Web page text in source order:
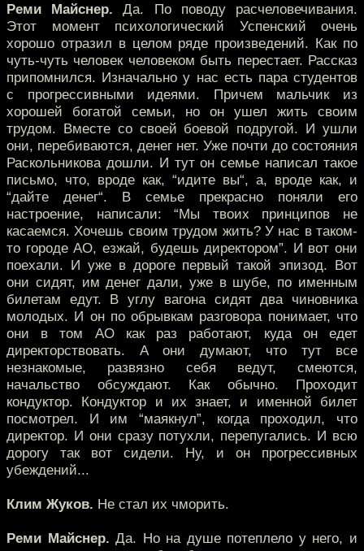
Реми Майснер. Да. По поводу расчеловечивания.
Этот момент психологический Успенский очень
хорошо отразил в целом ряде произведений. Как по
чуть-чуть человек человеком быть перестает. Рассказ
припомнился. Изначально у нас есть пара студентов
с прогрессивными идеями. Причем мальчик из
хорошей богатой семьи, но он ушел жить своим
трудом. Вместе со своей боевой подругой. И ушли
они, перебиваются, денег нет. Уже почти до состояния
Раскольникова дошли. И тут он семье написал такое
письмо, что, вроде как, “идите вы“, а, вроде как, и
“дайте денег“. В семье прекрасно поняли его
настроение, написали: “Мы твоих принципов не
касаемся. Хочешь своим трудом жить? У нас в таком-
то городе АО, езжай, будешь директором”. И вот они
поехали. И уже в дороге первый такой эпизод. Вот
они сидят, им денег дали, уже в шубе, по именным
билетам едут. В углу вагона сидят два чиновника
молодых. И он по обрывкам разговора понимает, что
они в том АО как раз работают, куда он едет
директорствовать. А они думают, что тут все
незнакомые, развязно себя ведут, смеются,
начальство обсуждают. Как обычно. Проходит
кондуктор. Кондуктор и их знает, и именной билет
посмотрел. И им “маякнул”, когда проходил, что
директор. И они сразу потухли, перепугались. И всю
дорогу так вот сидели. Ну, и он прогрессивных
убеждений...
Клим Жуков. Не стал их чморить.
Реми Майснер. Да. Но на душе потеплело у него, и